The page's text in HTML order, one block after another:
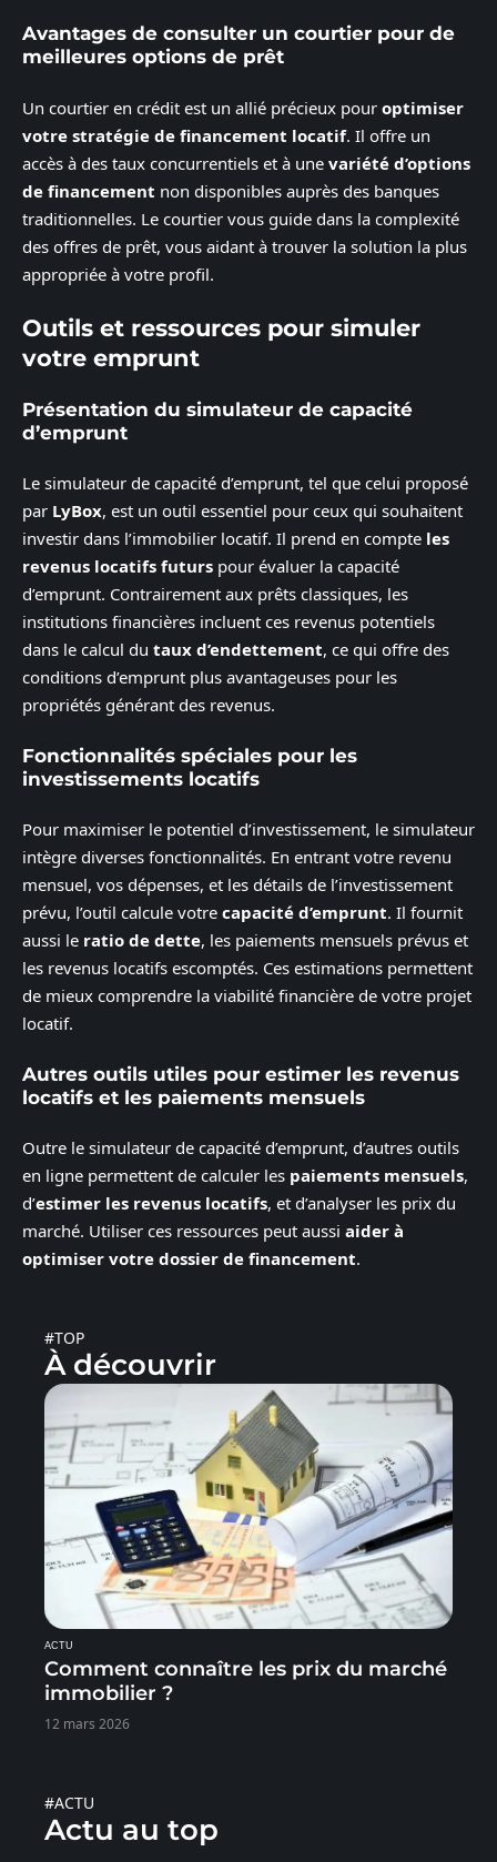
Avantages de consulter un courtier pour de
meilleures options de prêt
Un courtier en crédit est un allié précieux pour optimiser
votre stratégie de financement locatif. Il offre un
accès à des taux concurrentiels et à une variété d’options
de financement non disponibles auprès des banques
traditionnelles. Le courtier vous guide dans la complexité
des offres de prêt, vous aidant à trouver la solution la plus
appropriée à votre profil.
Outils et ressources pour simuler
votre emprunt
Présentation du simulateur de capacité
d’emprunt
Le simulateur de capacité d’emprunt, tel que celui proposé
par LyBox, est un outil essentiel pour ceux qui souhaitent
investir dans l’immobilier locatif. Il prend en compte les
revenus locatifs futurs pour évaluer la capacité
d’emprunt. Contrairement aux prêts classiques, les
institutions financières incluent ces revenus potentiels
dans le calcul du taux d’endettement, ce qui offre des
conditions d’emprunt plus avantageuses pour les
propriétés générant des revenus.
Fonctionnalités spéciales pour les
investissements locatifs
Pour maximiser le potentiel d’investissement, le simulateur
intègre diverses fonctionnalités. En entrant votre revenu
mensuel, vos dépenses, et les détails de l’investissement
prévu, l’outil calcule votre capacité d’emprunt. Il fournit
aussi le ratio de dette, les paiements mensuels prévus et
les revenus locatifs escomptés. Ces estimations permettent
de mieux comprendre la viabilité financière de votre projet
locatif.
Autres outils utiles pour estimer les revenus
locatifs et les paiements mensuels
Outre le simulateur de capacité d’emprunt, d’autres outils
en ligne permettent de calculer les paiements mensuels,
d’estimer les revenus locatifs, et d’analyser les prix du
marché. Utiliser ces ressources peut aussi aider à
optimiser votre dossier de financement.
#TOP
À découvrir
ACTU
Comment connaître les prix du marché
immobilier ?
12 mars 2026
#ACTU
Actu au top